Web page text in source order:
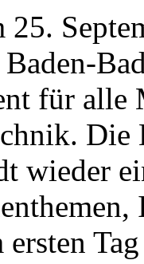
25.
für alle
wieder